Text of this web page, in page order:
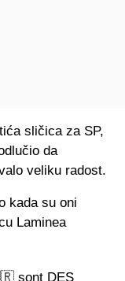
sličica za SP,
da
veliku radost.
kada su oni
Laminea
sont DES